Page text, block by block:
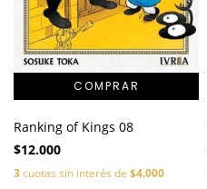
Ranking of Kings 08
$12.000
3cuotas sin interés de $4.000